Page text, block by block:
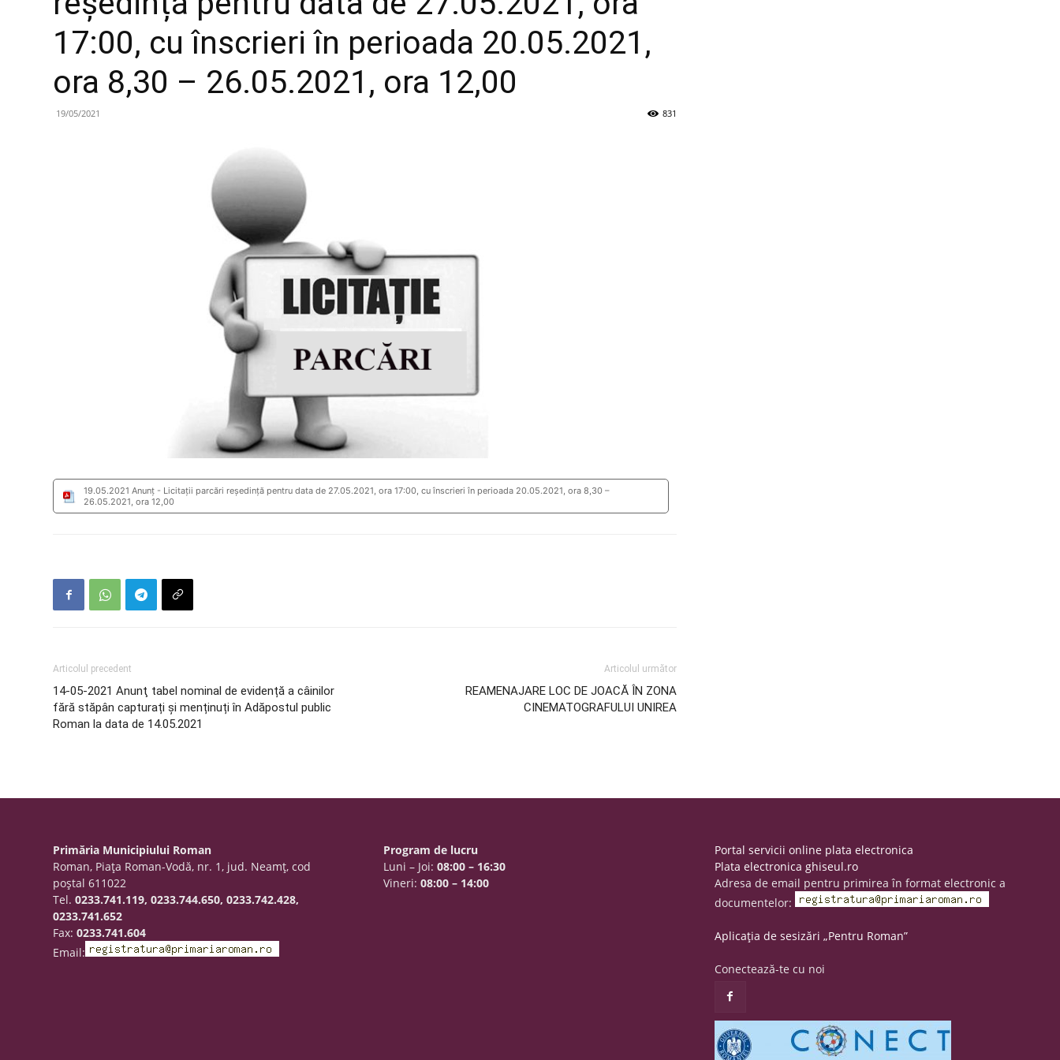
17:00, cu înscrieri în perioada 20.05.2021,
ora 8,30 – 26.05.2021, ora 12,00
19/05/2021 831
19.05.2021 Anunț - Licitații parcări reședință pentru data de 27.05.2021, ora 17:00, cu înscrieri în perioada 20.05.2021, ora 8,30 –
26.05.2021, ora 12,00
Articolul precedent
14-05-2021 Anunţ tabel nominal de evidență a câinilor
fără stăpân capturați și menținuți în Adăpostul public
Roman la data de 14.05.2021
Articolul următor
REAMENAJARE LOC DE JOACĂ ÎN ZONA
CINEMATOGRAFULUI UNIREA
Primăria Municipiului Roman
Roman, Piaţa Roman-Vodă, nr. 1, jud. Neamţ, cod
poştal 611022
Tel.0233.741.119, 0233.744.650, 0233.742.428,
0233.741.652
Fax:0233.741.604
Email:
Program de lucru
Luni – Joi:08:00 – 16:30
Vineri:08:00 – 14:00
Portal servicii online plata electronica
Plata electronica ghiseul.ro
Adresa de email pentru primirea în format electronic a
documentelor:
Aplicația de sesizări „Pentru Roman”
Conectează-te cu noi